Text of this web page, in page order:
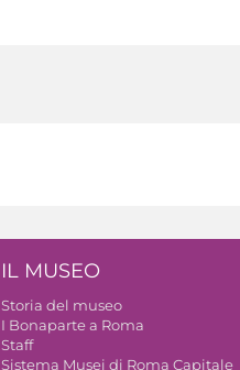
IL MUSEO
Storia del museo
I Bonaparte a Roma
Staff
Sistema Musei di Roma Capitale